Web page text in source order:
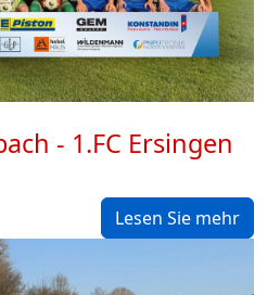
- 1.FC Ersingen
Lesen Sie mehr